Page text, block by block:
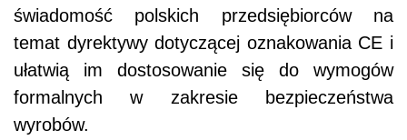
świadomość polskich przedsiębiorców na
temat dyrektywy dotyczącej oznakowania CE i
ułatwią im dostosowanie się do wymogów
formalnych w zakresie bezpieczeństwa
wyrobów.